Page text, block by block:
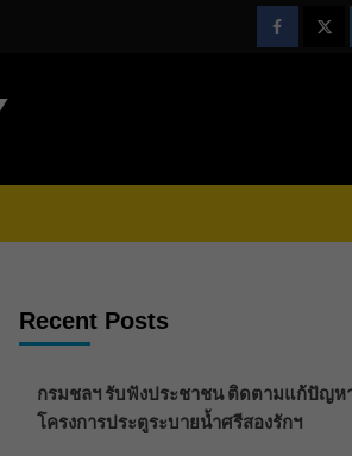
Facebook
Recent Posts
กรมชลฯ รับฟังประชาชน ติดตามแก้ปัญห
โครงการประตูระบายน้ำศรีสองรักฯ